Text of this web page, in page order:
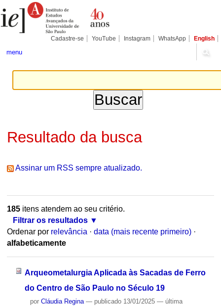
para
conteúdo.
Pessoais
Cadastre-se YouTube Instagram WhatsApp English
menu
Resultado da busca
Assinar um RSS sempre atualizado.
185itens atendem ao seu critério.
Filtrar os resultados
Ordenar por relevância · data (mais recente primeiro) ·
alfabeticamente
Arqueometalurgia Aplicada às Sacadas de Ferro
do Centro de São Paulo no Século 19
por Cláudia Regina — publicado13/01/2025 — última